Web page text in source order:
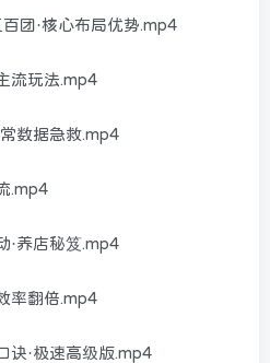
团·核心布局优势.mp4
流玩法.mp4
数据急救.mp4
.mp4
·养店秘笈.mp4
率翻倍.mp4
诀·极速高级版.mp4